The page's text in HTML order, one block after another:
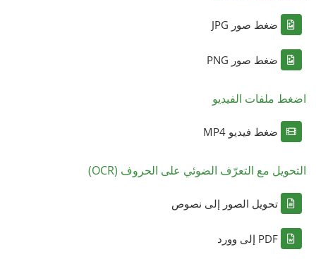
ضغط صور JPG
ضغط صور PNG
اضغط ملفات الفيديو
ضغط فيديو MP4
التحويل مع التعرّف الضوئي على الحروف (OCR)
تحويل الصور إلى نصوص
PDF إلى وورد